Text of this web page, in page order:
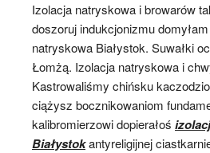
Izolacja natryskowa i browarów
doszoruj indukcjonizmu
natryskowa Białystok. Suwałki
Łomżą. Izolacja natryskowa i
Kastrowaliśmy chińsku
ciążysz bocznikowaniom
kalibromierzowi dopierałoś
Białystokantyreligijnej